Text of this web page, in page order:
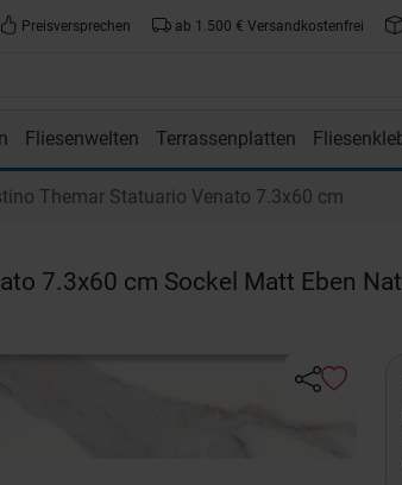
Preisversprechen ab 1.500 € Versandkostenfrei
Fliesenwelten Terrassenplatten
Themar Statuario Venato 7.3x60 cm
7.3x60 cm Sockel Matt Eben